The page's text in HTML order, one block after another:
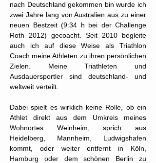
nach Deutschland gekommen bin wurde ich
zwei Jahre lang von Australien aus zu einer
neuen Bestzeit (9:34 h bei der Challenge
Roth 2012) gecoacht. Seit 2010 begleite
auch ich auf diese Weise als Triathlon
Coach meine Athleten zu ihren persönlichen
Zielen. Meine Triathleten und
Ausdauersportler sind deutschland- und
weltweit verteilt.
Dabei spielt es wirklich keine Rolle, ob ein
Athlet direkt aus dem Umkreis meines
Wohnortes Weinheim, sprich aus
Heidelberg, Mannheim, Ludwigshafen
kommt, oder weiter entfernt in Köln,
Hamburg oder dem schönen Berlin zu